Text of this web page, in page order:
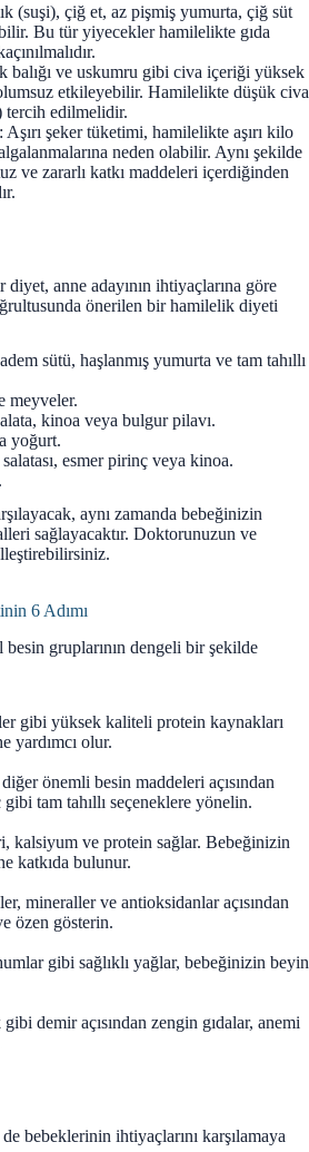
(suşi), çiğ et, az pişmiş yumurta, çiğ süt
Bu tür yiyecekler hamilelikte gıda
balığı ve uskumru gibi civa içeriği yüksek
etkileyebilir. Hamilelikte düşük civa
tercih edilmelidir.
: Aşırı şeker tüketimi, hamilelikte aşırı kilo
neden olabilir. Aynı şekilde
ve zararlı katkı maddeleri içerdiğinden
anne adayının ihtiyaçlarına göre
önerilen bir hamilelik diyeti
sütü, haşlanmış yumurta ve tam tahıllı
meyveler.
kinoa veya bulgur pilavı.
yoğurt.
salatası, esmer pirinç veya kinoa.
aynı zamanda bebeğinizin
sağlayacaktır. Doktorunuzun ve
6 Adımı
gruplarının dengeli bir şekilde
gibi yüksek kaliteli protein kaynakları
yardımcı olur.
önemli besin maddeleri açısından
tam tahıllı seçeneklere yönelin.
kalsiyum ve protein sağlar. Bebeğinizin
katkıda bulunur.
mineraller ve antioksidanlar açısından
özen gösterin.
gibi sağlıklı yağlar, bebeğinizin beyin
demir açısından zengin gıdalar, anemi
bebeklerinin ihtiyaçlarını karşılamaya